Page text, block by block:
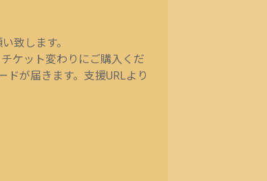
致します。
ケット変わりにご購入くだ
が届きます。支援URLより